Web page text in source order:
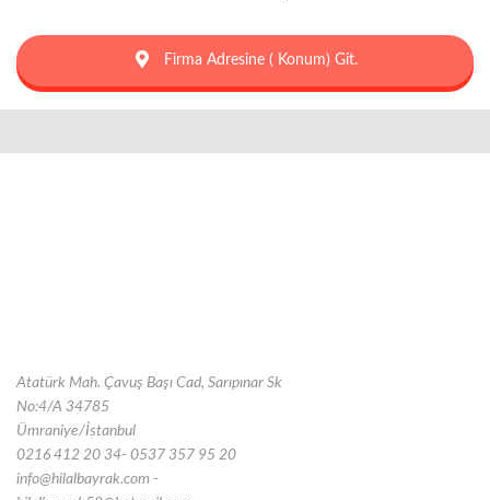
Firma Adresine ( Konum) Git.
Atatürk Mah. Çavuş Başı Cad, Sarıpınar Sk
No:4/A 34785
Ümraniye/İstanbul
0216 412 20 34- 0537 357 95 20
info@hilalbayrak.com -